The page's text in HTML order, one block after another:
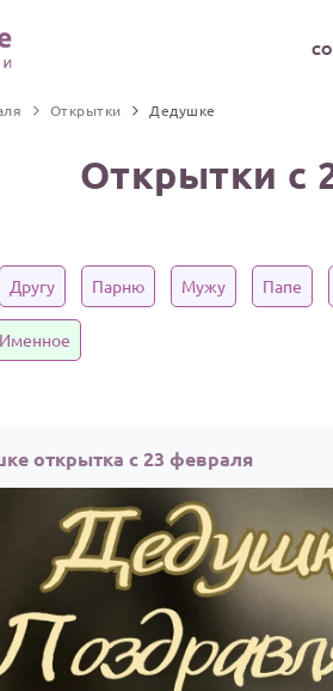
Открытки Дедушке
Открытки с
Другу Парню Мужу Папе
Именное
открытка с 23 февраля